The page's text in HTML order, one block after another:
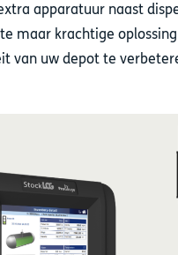
apparatuur naast
maar krachtige
van uw depot te